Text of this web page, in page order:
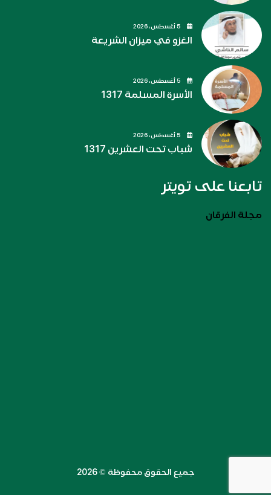
الغزو في ميزان الشريعة
الأسرة المسلمة 1317
شباب تحت العشرين 1317
تابعنا على تويتر
مجلة الفرقان
جميع الحقوق محفوظة ©️ 2026